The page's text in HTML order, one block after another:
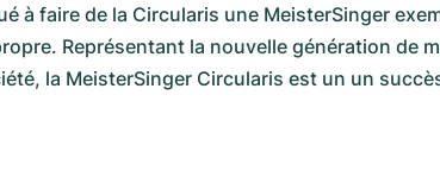
à faire de la Circularis une MeisterSinger
Représentant la nouvelle génération de
la MeisterSinger Circularis est un un